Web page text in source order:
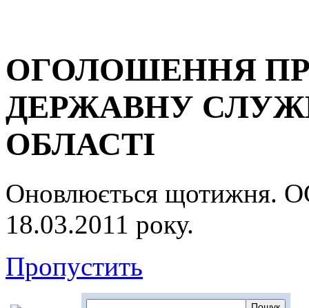
ОГОЛОШЕННЯ
ДЕРЖАВНУ
ОБЛАСТІ
Оновлюється
18.03.2011 року.
Пропустить